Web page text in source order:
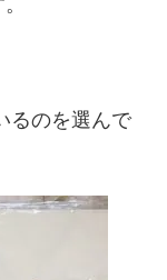
るのを選んで